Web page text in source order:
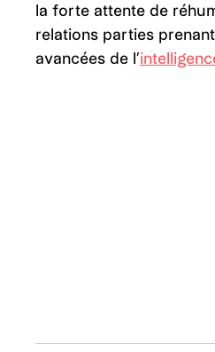
la forte attente de
relations parties
avancées de l’